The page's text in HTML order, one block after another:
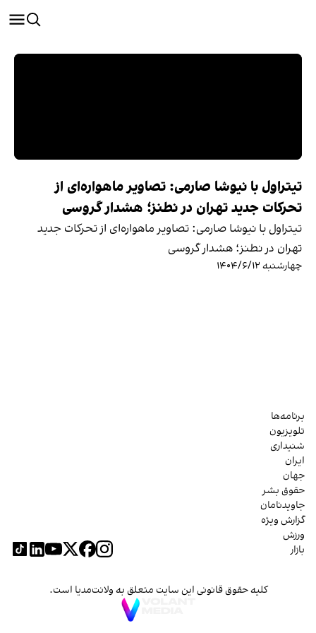
تیتراول با نیوشا صارمی: تصاویر ماهواره‌ای از
تحرکات جدید تهران در نطنز؛ هشدار گروسی
تیتراول با نیوشا صارمی: تصاویر ماهواره‌ای از تحرکات جدید
تهران در نطنز؛ هشدار گروسی
چهارشنبه ۱۴۰۴/۶/۱۲
برنامه‌ها
تلویزیون
شنیداری
ایران
جهان
حقوق بشر
جاویدنامان
گزارش ویژه
ورزش
بازار
کلیه حقوق قانونی این سایت متعلق به ولانت‌مدیا است.